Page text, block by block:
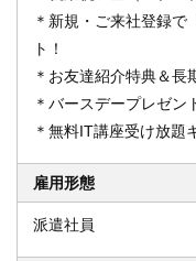
＊新規・ご来社登録
ト！
＊お友達紹介特典＆長
＊バースデープレゼン
＊無料IT講座受け放題
雇用形態
派遣社員